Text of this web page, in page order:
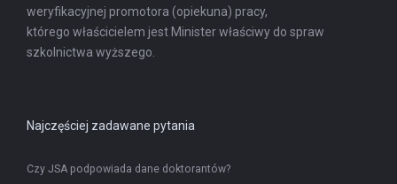
weryfikacyjnej promotora (opiekuna) pracy,
którego właścicielem jest Minister właściwy do spraw
szkolnictwa wyższego.
Najczęściej zadawane pytania
Czy JSA podpowiada dane doktorantów?